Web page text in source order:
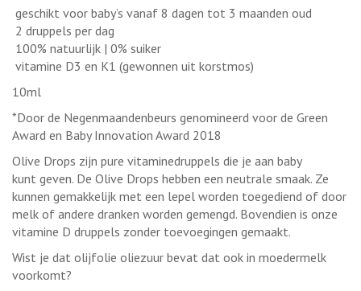
geschikt voor baby’s vanaf 8 dagen tot 3 maanden oud
2 druppels per dag
100% natuurlijk | 0% suiker
vitamine D3 en K1 (gewonnen uit korstmos)
10ml
*Door de Negenmaandenbeurs genomineerd voor de Green
Award en Baby Innovation Award 2018
Olive Drops zijn pure vitaminedruppels die je aan baby
kunt geven. De Olive Drops hebben een neutrale smaak. Ze
kunnen gemakkelijk met een lepel worden toegediend of door
melk of andere dranken worden gemengd. Bovendien is onze
vitamine D druppels zonder toevoegingen gemaakt.
Wist je dat olijfolie oliezuur bevat dat ook in moedermelk
voorkomt?